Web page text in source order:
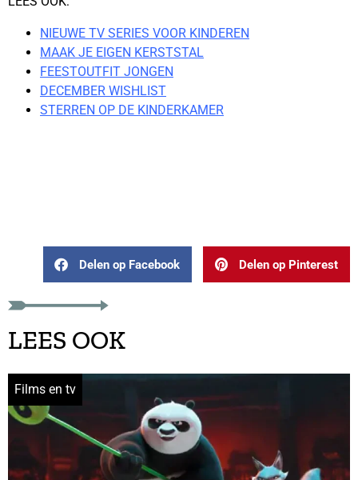
NIEUWE TV SERIES VOOR KINDEREN
MAAK JE EIGEN KERSTSTAL
FEESTOUTFIT JONGEN
DECEMBER WISHLIST
STERREN OP DE KINDERKAMER
Delen op Facebook Delen op Pinterest
LEES OOK
Films en tv